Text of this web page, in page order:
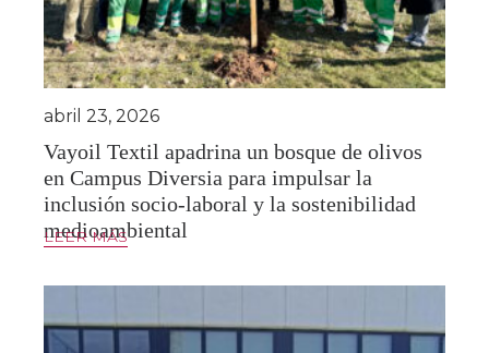
Vayoil Textil apadrina un bosque de olivos
en Campus Diversia para impulsar la
inclusión socio-laboral y la sostenibilidad
medioambiental
abril 23, 2026
LEER MÁS